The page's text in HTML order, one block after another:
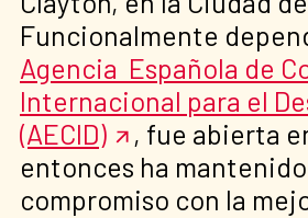
Funcionalmente
Agencia Española de
Internacional para el
(AECID)
, fue abierta
entonces ha
compromiso con la